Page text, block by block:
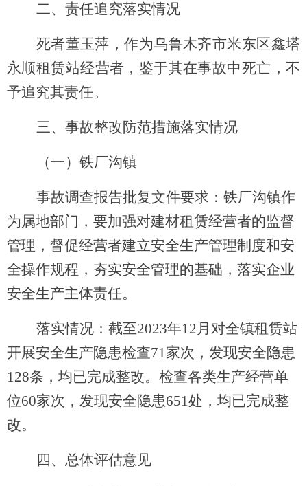
二、责任追究落实情况
死者董玉萍，作为乌鲁木齐市米东区鑫塔
永顺租赁站经营者， 鉴于其在事故中死亡，不
予追究其责任。
三、事故整改防范措施落实情况
（一） 铁厂沟镇
事故调查报告批复文件要求 ： 铁厂沟镇作
为属地部门，要加强对建材租赁经营者的监督
管理，督促经营者建立安全生产管理制度和安
全操作规程，夯实安全管理的基础，落实企业
安全生产主体责任。
落实情况： 截至2023年12月对全镇租赁站
开展安全生产隐患检查71家次，发现安全隐患
128条，均已完成整改。 检查各类生产经营单
位60家次，发现安全隐患651处，均已完成整
改。
四、 总体评估意见